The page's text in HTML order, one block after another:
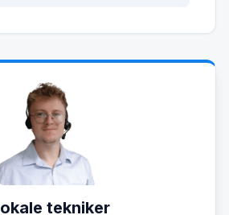
tekniker